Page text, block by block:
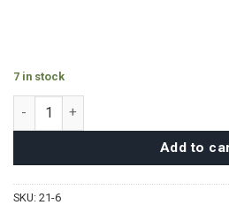
7 in stock
Gemma taklampa quantity
Add to
SKU: 21-6